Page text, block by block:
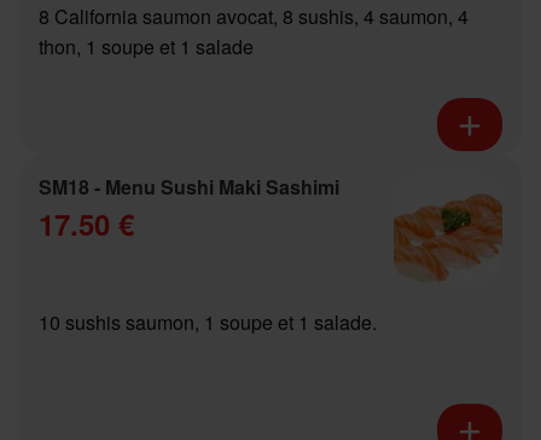
8 California saumon avocat, 8 sushis, 4 saumon, 4
thon, 1 soupe et 1 salade
SM18 - Menu Sushi Maki Sashimi
17.50 €
10 sushis saumon, 1 soupe et 1 salade.